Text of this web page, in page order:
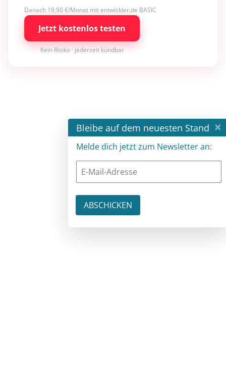
Danach 19,90 €/Monat mit entwickler.de BASIC
Jetzt kostenlos testen
Kein Risiko · jederzeit kündbar
Bleibe auf dem neuesten Stand ×
Melde dich jetzt zum Newsletter an: